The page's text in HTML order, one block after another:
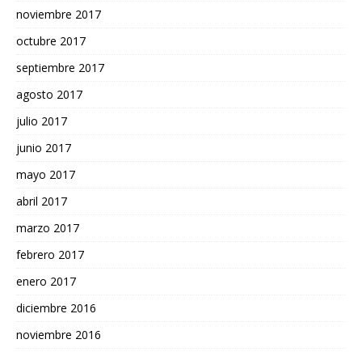
noviembre 2017
octubre 2017
septiembre 2017
agosto 2017
julio 2017
junio 2017
mayo 2017
abril 2017
marzo 2017
febrero 2017
enero 2017
diciembre 2016
noviembre 2016